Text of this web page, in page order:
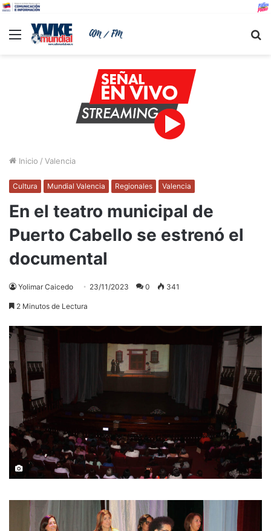
Menu
Inicio / Valencia
Cultura Mundial Valencia Regionales Valencia
En el teatro municipal de
Puerto Cabello se estrenó el
documental
Yolimar Caicedo 23/11/2023 0 341
2 Minutos de Lectura